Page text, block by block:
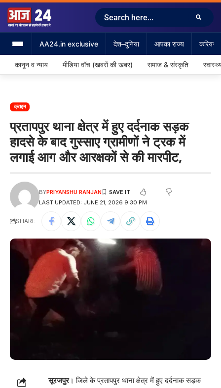
AA24.in exclusive देश–दुनिया आपका राज्य करियर
कानून व न्याय मीडिया वॉच (खबरों की खबर) समाज & संस्कृति
क्राइम
प्रतापपुर थाना क्षेत्र में हुए दर्दनाक सड़क
हादसे के बाद गुस्साए ग्रामीणों ने ट्रक में
लगाई आग और आरक्षकों से की मारपीट,
LAST UPDATED: JUNE 21, 2026 9:30 PM
BYPRIYANSHU RANJAN
SHARE
सूरजपुर। जिले के प्रतापपुर थाना क्षेत्र में हुए दर्दनाक सड़क